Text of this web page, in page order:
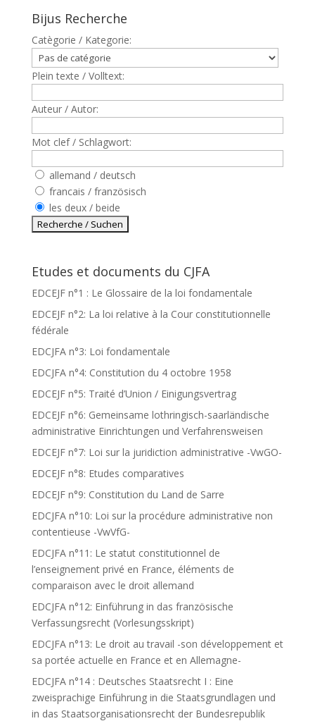
Bijus Recherche
Catègorie / Kategorie:
Plein texte / Volltext:
Auteur / Autor:
Mot clef / Schlagwort:
allemand / deutsch
francais / französisch
les deux / beide
Etudes et documents du CJFA
EDCEJF n°1 : Le Glossaire de la loi fondamentale
EDCEJF n°2: La loi relative à la Cour constitutionnelle
fédérale
EDCJFA n°3: Loi fondamentale
EDCJFA n°4: Constitution du 4 octobre 1958
EDCEJF n°5: Traité d’Union / Einigungsvertrag
EDCEJF n°6: Gemeinsame lothringisch-saarländische
administrative Einrichtungen und Verfahrensweisen
EDCEJF n°7: Loi sur la juridiction administrative -VwGO-
EDCEJF n°8: Etudes comparatives
EDCEJF n°9: Constitution du Land de Sarre
EDCJFA n°10: Loi sur la procédure administrative non
contentieuse -VwVfG-
EDCJFA n°11: Le statut constitutionnel de
l’enseignement privé en France, éléments de
comparaison avec le droit allemand
EDCJFA n°12: Einführung in das französische
Verfassungsrecht (Vorlesungsskript)
EDCJFA n°13: Le droit au travail -son développement et
sa portée actuelle en France et en Allemagne-
EDCJFA n°14 : Deutsches Staatsrecht I : Eine
zweisprachige Einführung in die Staatsgrundlagen und
in das Staatsorganisationsrecht der Bundesrepublik